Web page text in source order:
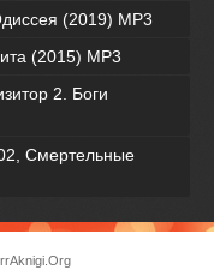
(2019) MP3
(2015) MP3
2. Боги
Смертельные